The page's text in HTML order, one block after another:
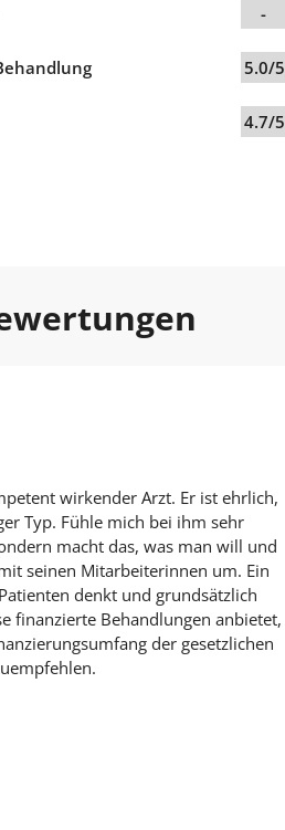
-
5.0/5
4.7/5
wirkender Arzt. Er ist ehrlich,
Typ. Fühle mich bei ihm sehr
macht das, was man will und
seinen Mitarbeiterinnen um. Ein
denkt und grundsätzlich
finanzierte Behandlungen anbietet,
der gesetzlichen